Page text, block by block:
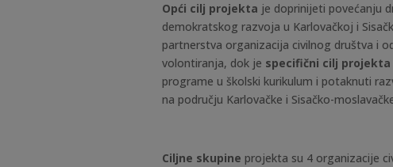
Opći cilj projekta je doprinijeti povećanju
demokratskog razvoja u Karlovačkoj i
partnerstva organizacija civilnog društva i
volontiranja, dok je specifični cilj projekta
programe u školski kurikulum i potaknuti
na području Karlovačke i Sisačko-
Ciljne skupine projekta su 4 organizacije